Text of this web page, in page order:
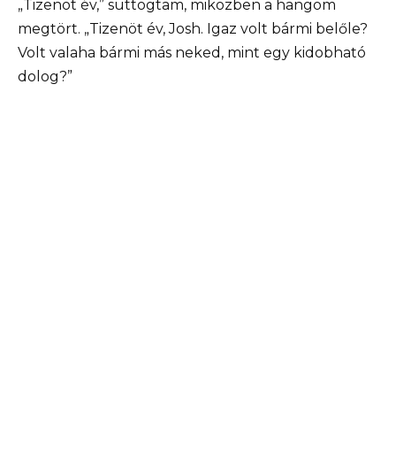
„Tizenöt év,” suttogtam, miközben a hangom
megtört. „Tizenöt év, Josh. Igaz volt bármi belőle?
Volt valaha bármi más neked, mint egy kidobható
dolog?”